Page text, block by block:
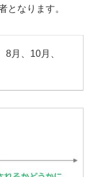
となります。
8月、10月、